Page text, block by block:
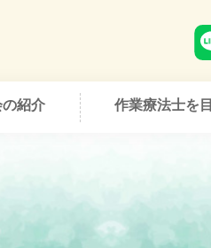
紹介 作業療法士を